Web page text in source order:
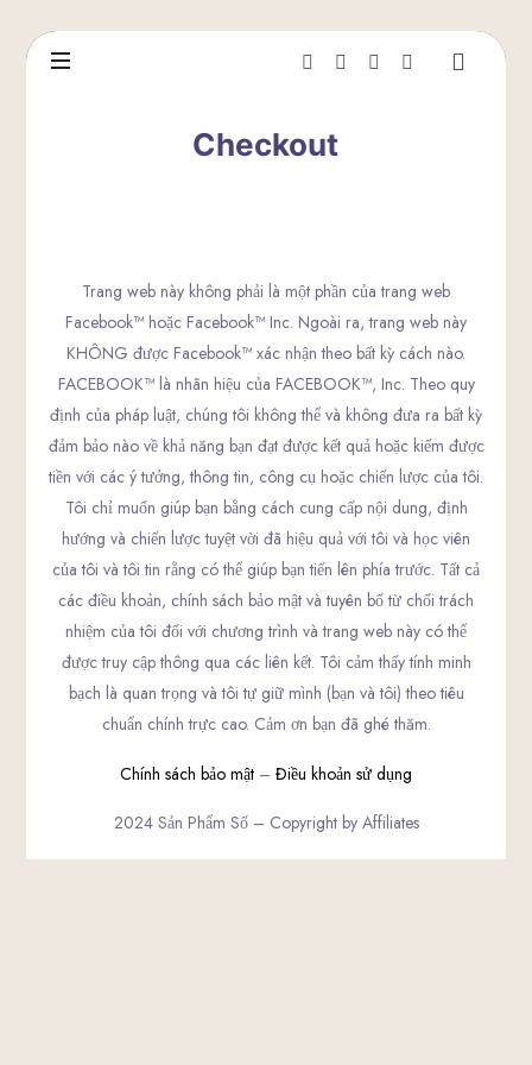
Checkout
Trang web này không phải là một phần của trang web
Facebook™ hoặc Facebook™ Inc. Ngoài ra, trang web này
KHÔNG được Facebook™ xác nhận theo bất kỳ cách nào.
FACEBOOK™ là nhãn hiệu của FACEBOOK™, Inc. Theo quy
định của pháp luật, chúng tôi không thể và không đưa ra bất kỳ
đảm bảo nào về khả năng bạn đạt được kết quả hoặc kiếm được
tiền với các ý tưởng, thông tin, công cụ hoặc chiến lược của tôi.
Tôi chỉ muốn giúp bạn bằng cách cung cấp nội dung, định
hướng và chiến lược tuyệt vời đã hiệu quả với tôi và học viên
của tôi và tôi tin rằng có thể giúp bạn tiến lên phía trước. Tất cả
các điều khoản, chính sách bảo mật và tuyên bố từ chối trách
nhiệm của tôi đối với chương trình và trang web này có thể
được truy cập thông qua các liên kết. Tôi cảm thấy tính minh
bạch là quan trọng và tôi tự giữ mình (bạn và tôi) theo tiêu
chuẩn chính trực cao. Cảm ơn bạn đã ghé thăm.
Chính sách bảo mật – Điều khoản sử dụng
2024 Sản Phẩm Số – Copyright by Affiliates